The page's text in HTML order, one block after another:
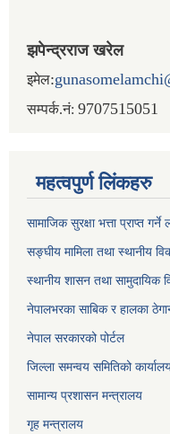
झपेन्द्रराज खरेल
इमेल:
सम्पर्क.नं: 9707515051
महत्वपुर्ण लिंकहरु
सामाजिक सुरक्षा भत्ता प्राप्त
सङ्घीय मामिला तथा स्थानीय
स्थानीय शासन तथा सामुदायिक
नेपालभरका साबिक र हालका
नेपाल सरकारको पोर्टल
जिल्ला समन्वय समितिको
सामान्य प्रशासन मन्त्रालय
गृह मन्त्रालय